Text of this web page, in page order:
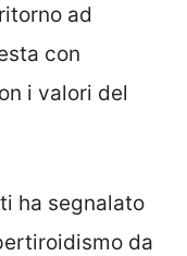
ad
con
i valori del
ha segnalato
da